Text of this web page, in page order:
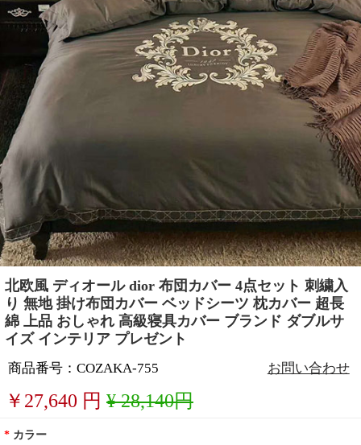
北欧風 ディオール dior 布団カバー 4点セット 刺繍入
り 無地 掛け布団カバー ベッドシーツ 枕カバー 超長
綿 上品 おしゃれ 高級寝具カバー ブランド ダブルサ
イズ インテリア プレゼント
商品番号：COZAKA-755 お問い合わせ
￥ 27,640 円 ¥ 28,140円
* カラー